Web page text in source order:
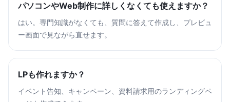
パソコンやWeb制作に詳しくなくても使えますか？
はい。専門知識がなくても、質問に答えて作成し、プレビュ
ー画面で見ながら直せます。
LPも作れますか？
イベント告知、キャンペーン、資料請求用のランディングペ